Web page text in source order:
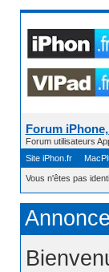
Forum
Forum utilisateurs
Site iPhon.fr
Vous n'êtes pas
Annonce